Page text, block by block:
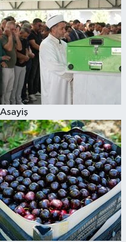
Asayiş
Televizyon
Yaşam-Çevre